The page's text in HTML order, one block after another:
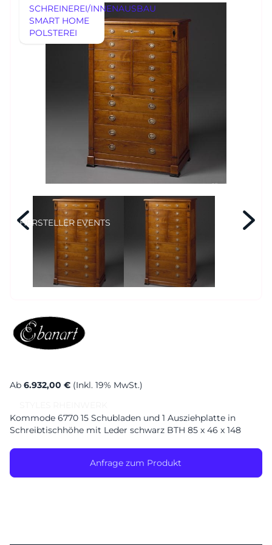
SCHREINEREI/INNENAUSBAU
SMART HOME
POLSTEREI
HERSTELLER EVENTS
HERSTELLER
EVENTS
STYLES
RHEINWERK
MÖBEL
MÖBEL
Ab 6.932,00 € (Inkl. 19% MwSt.)
Kommode 6770 15 Schubladen und 1 Ausziehplatte in
Schreibtischhöhe mit Leder schwarz BTH 85 x 46 x 148
Anfrage zum Produkt
Senden
Königswinterer Str. 319
53639 Königswinter-Ittenbach
0 22 23 - 91 89 0
Di.-Fr. 10-18 Uhr